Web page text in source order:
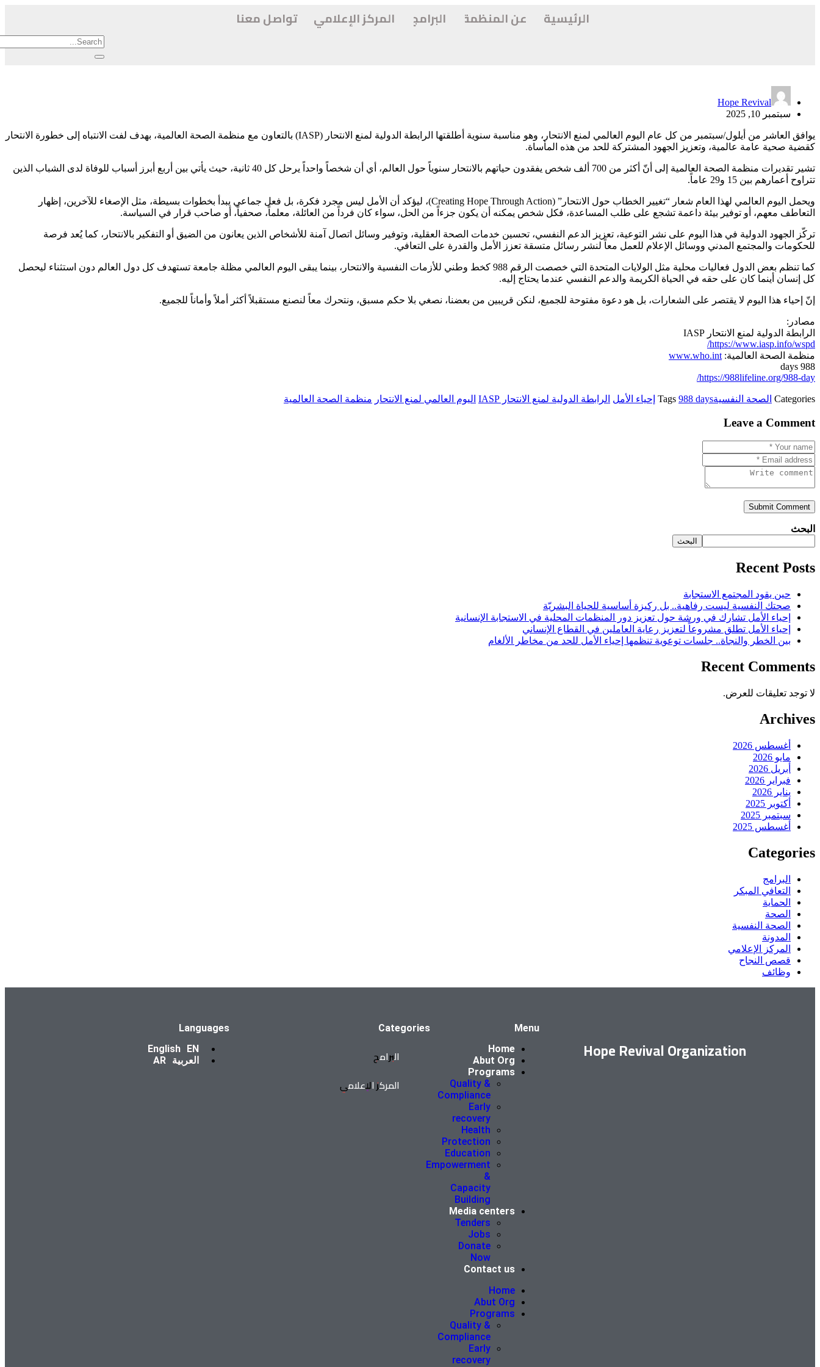
الرئيسية عن المنظمة البرامج المركز الإعلامي تواصل معنا
Hope Revival
سبتمبر 10, 2025
يوافق العاشر من أيلول/سبتمبر من كل عام اليوم العالمي لمنع الانتحار، وهو مناسبة سنوية أطلقتها الرابطة الدولية لمنع الانتحار (IASP) بالتعاون مع منظمة الصحة العالمية، بهدف لفت الانتباه إلى خطورة الانتحار
كقضية صحية عامة عالمية، وتعزيز الجهود المشتركة للحد من هذه المأساة.
تشير تقديرات منظمة الصحة العالمية إلى أنّ أكثر من 700 ألف شخص يفقدون حياتهم بالانتحار سنوياً حول العالم، أي أن شخصاً واحداً يرحل كل 40 ثانية، حيث يأتي بين أربع أبرز أسباب للوفاة لدى الشباب الذين
تتراوح أعمارهم بين 15 و29 عاماً.
ويحمل اليوم العالمي لهذا العام شعار “تغيير الخطاب حول الانتحار” (Creating Hope Through Action)، ليؤكد أن الأمل ليس مجرد فكرة، بل فعل جماعي يبدأ بخطوات بسيطة، مثل الإصغاء للآخرين، إظهار
التعاطف معهم، أو توفير بيئة داعمة تشجع على طلب المساعدة، فكل شخص يمكنه أن يكون جزءاً من الحل، سواء كان فرداً من العائلة، معلماً، صحفياً، أو صاحب قرار في السياسة.
تركّز الجهود الدولية في هذا اليوم على نشر التوعية، تعزيز الدعم النفسي، تحسين خدمات الصحة العقلية، وتوفير وسائل اتصال آمنة للأشخاص الذين يعانون من الضيق أو التفكير بالانتحار، كما يُعد فرصة
للحكومات والمجتمع المدني ووسائل الإعلام للعمل معاً لنشر رسائل متسقة تعزز الأمل والقدرة على التعافي.
كما تنظم بعض الدول فعاليات محلية مثل الولايات المتحدة التي خصصت الرقم 988 كخط وطني للأزمات النفسية والانتحار، بينما يبقى اليوم العالمي مظلة جامعة تستهدف كل دول العالم دون استثناء ليحصل
كل إنسان أينما كان على حقه في الحياة الكريمة والدعم النفسي عندما يحتاج إليه.
إنّ إحياء هذا اليوم لا يقتصر على الشعارات، بل هو دعوة مفتوحة للجميع، لنكن قريبين من بعضنا، نصغي بلا حكم مسبق، ونتحرك معاً لنصنع مستقبلاً أكثر أملاً وأماناً للجميع.
مصادر:
الرابطة الدولية لمنع الانتحار IASP
https://www.iasp.info/wspd/
منظمة الصحة العالمية: www.who.int
988 days
https://988lifeline.org/988-day/
Categories الصحة النفسية Tags 988 days إحياء الأمل الرابطة الدولية لمنع الانتحار IASP اليوم العالمي لمنع الانتحار منظمة الصحة العالمية
Leave a Comment
Submit Comment
البحث
البحث
Recent Posts
حين يقود المجتمع الاستجابة
صحتك النفسية ليست رفاهية.. بل ركيزة أساسية للحياة البشريّة
إحياء الأمل تشارك في ورشة حول تعزيز دور المنظمات المحلية في الاستجابة الإنسانية
إحياء الأمل تطلق مشروعاً لتعزيز رعاية العاملين في القطاع الإنساني
بين الخطر والنجاة.. جلسات توعوية تنظمها إحياء الأمل للحد من مخاطر الألغام
Recent Comments
لا توجد تعليقات للعرض.
Archives
أغسطس 2026
مايو 2026
أبريل 2026
فبراير 2026
يناير 2026
أكتوبر 2025
سبتمبر 2025
أغسطس 2025
Categories
البرامج
التعافي المبكر
الحماية
الصحة
الصحة النفسية
المدونة
المركز الإعلامي
قصص النجاح
وظائف
Hope Revival Organization
Menu
Home
Abut Org
Programs
Quality &
Compliance
Early
recovery
Health
Protection
Education
Empowerment
&
Capacity
Building
Media centers
Tenders
Jobs
Donate
Now
Contact us
Home
Abut Org
Programs
Quality &
Compliance
Early
recovery
Categories
البرامج
المركز الإعلامي
Languages
English EN
العربية AR